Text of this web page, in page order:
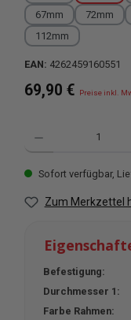
67mm
72mm
112mm
EAN: 4262459160551
Regulärer Preis:
69,90 € Preise inkl.
Produkt Anzahl: Gib den
Sofort verfügbar,
Zum Merkzettel
Befestigung:
Durchmesser 1:
Farbe Rahmen: